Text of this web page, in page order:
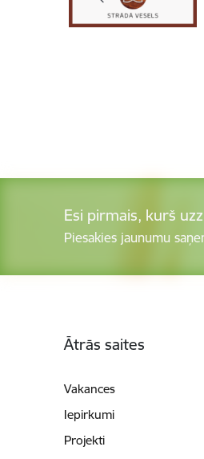
Esi pirmais, kurš
Piesakies jaunumu
Ātrās saites
Vakances
Iepirkumi
Projekti